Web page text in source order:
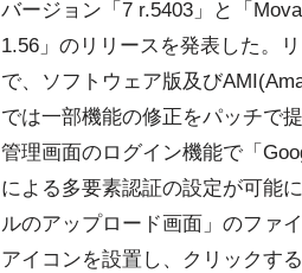
バージョン「7 r.5403」と「
1.56」のリリースを発表した。
で、ソフトウェア版及び
では一部機能の修正をパッチで
管理画面のログイン機能で「
による多要素認証の設定が可能
ルのアップロード画面」のファ
アイコンを設置し、クリックす